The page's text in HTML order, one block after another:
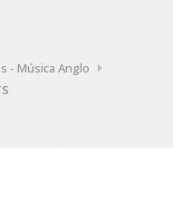
- Música Anglo